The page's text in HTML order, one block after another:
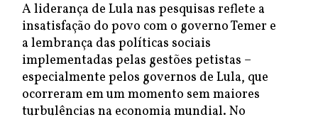
A liderança de Lula nas pesquisas reflete a
insatisfação do povo com o governo Temer e
a lembrança das políticas sociais
implementadas pelas gestões petistas –
especialmente pelos governos de Lula, que
ocorreram em um momento sem maiores
turbulências na economia mundial. No